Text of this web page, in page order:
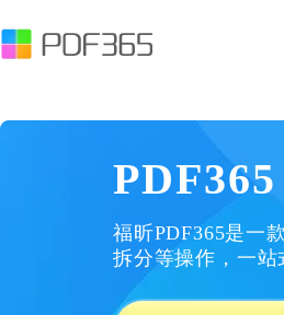
PDF365
福昕PDF365是一
拆分等操作，一